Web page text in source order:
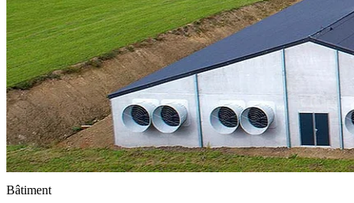
Bâtiment